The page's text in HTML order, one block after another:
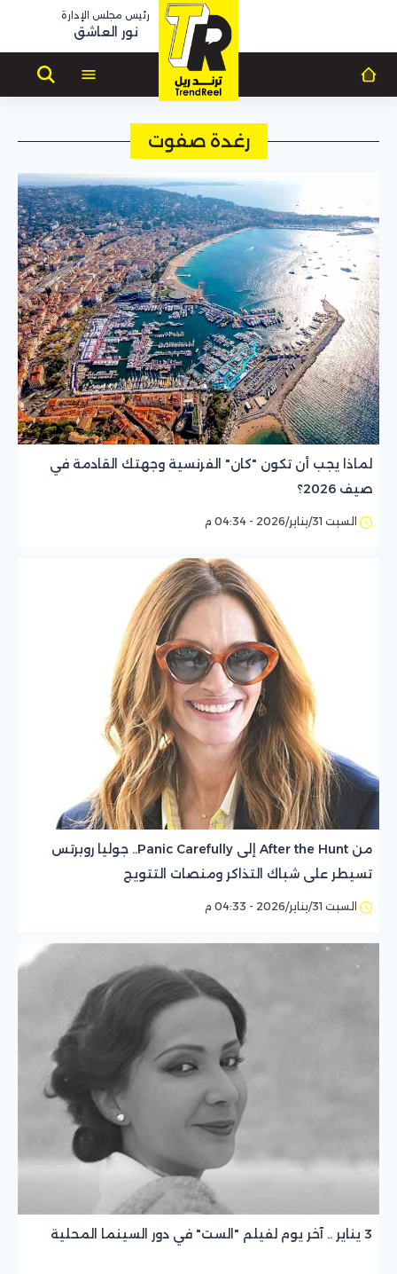
رئيس مجلس الإدارة
نور العاشق
رغدة صفوت
لماذا يجب أن تكون "كان" الفرنسية وجهتك القادمة في
صيف 2026؟
السبت 31/يناير/2026 - 04:34 م
من After the Hunt إلى Panic Carefully.. جوليا روبرتس
تسيطر على شباك التذاكر ومنصات التتويج
السبت 31/يناير/2026 - 04:33 م
3 يناير .. آخر يوم لفيلم "الست" في دور السينما المحلية